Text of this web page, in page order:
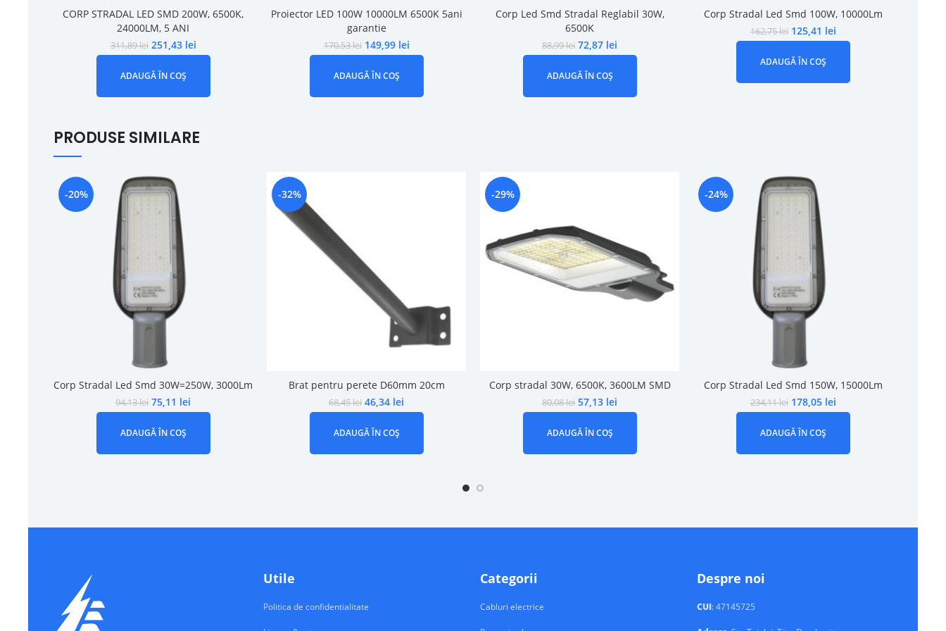
CORP STRADAL LED SMD 200W, 6500K,
24000LM, 5 ANI
311,89lei 251,43 lei
ADAUGĂ ÎN COȘ
Proiector LED 100W 10000LM 6500K 5ani
garantie
170,53lei 149,99 lei
ADAUGĂ ÎN COȘ
Corp Led Smd Stradal Reglabil 30W,
6500K
88,99lei 72,87 lei
ADAUGĂ ÎN COȘ
Corp Stradal Led Smd 100W, 10000Lm
162,75lei 125,41 lei
ADAUGĂ ÎN COȘ
PRODUSE SIMILARE
-20%
Corp Stradal Led Smd 30W=250W, 3000Lm
94,13lei 75,11 lei
ADAUGĂ ÎN COȘ
-32%
Brat pentru perete D60mm 20cm
68,45lei 46,34 lei
ADAUGĂ ÎN COȘ
-29%
Corp stradal 30W, 6500K, 3600LM SMD
80,08lei 57,13 lei
ADAUGĂ ÎN COȘ
-24%
Corp Stradal Led Smd 150W, 15000Lm
234,11lei 178,05 lei
ADAUGĂ ÎN COȘ
Utile
Politica de confidentialitate
Categorii
Cabluri electrice
Despre noi
CUI: 47145725